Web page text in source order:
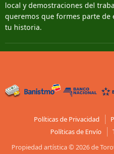
local y demostraciones del
queremos que formes parte de
tu historia.
Políticas de Privacidad
Políticas de Envío
Propiedad artística © 2026 de